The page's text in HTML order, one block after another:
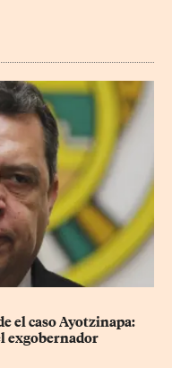
el caso Ayotzinapa:
exgobernador